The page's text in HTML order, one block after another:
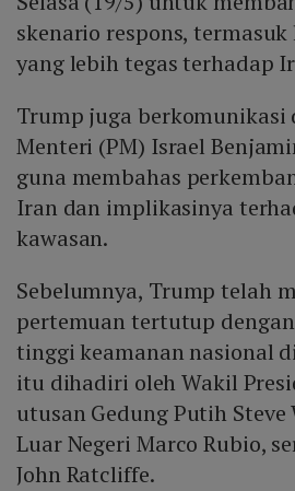
dengan Tehran, menilai insiden
berbahaya yang melanggar
skenario respons,
yang lebih tegas terhadap
Trump juga berkomunikasi
Menteri (PM) Israel
guna membahas
Iran dan implikasinya
kawasan.
Sebelumnya, Trump telah
pertemuan tertutup
tinggi keamanan nasional
itu dihadiri oleh Wakil
utusan Gedung Putih
Luar Negeri Marco Rubio,
John Ratcliffe.